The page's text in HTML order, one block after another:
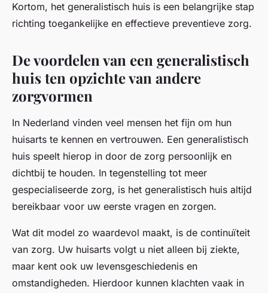
Kortom, het generalistisch huis is een belangrijke stap
richting toegankelijke en effectieve preventieve zorg.
De voordelen van een generalistisch
huis ten opzichte van andere
zorgvormen
In Nederland vinden veel mensen het fijn om hun
huisarts te kennen en vertrouwen. Een generalistisch
huis speelt hierop in door de zorg persoonlijk en
dichtbij te houden. In tegenstelling tot meer
gespecialiseerde zorg, is het generalistisch huis altijd
bereikbaar voor uw eerste vragen en zorgen.
Wat dit model zo waardevol maakt, is de continuïteit
van zorg. Uw huisarts volgt u niet alleen bij ziekte,
maar kent ook uw levensgeschiedenis en
omstandigheden. Hierdoor kunnen klachten vaak in